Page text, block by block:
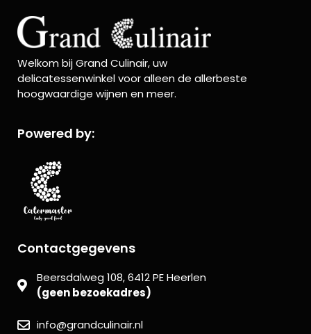
Welkom bij Grand Culinair, uw
delicatessenwinkel voor alleen de allerbeste
hoogwaardige wijnen en meer.
Powered by:
Contactgegevens
Beersdalweg 108, 6412 PE Heerlen
(geen bezoekadres)
info@grandculinair.nl